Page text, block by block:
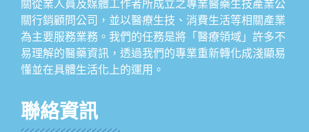
關從業人員及媒體工作者所成立之專業醫藥生技產業公
關行銷顧問公司，並以醫療生技、消費生活等相關產業
為主要服務業務。我們的任務是將「醫療領域」許多不
易理解的醫藥資訊，透過我們的專業重新轉化成淺顯易
懂並在具體生活化上的運用。
聯絡資訊